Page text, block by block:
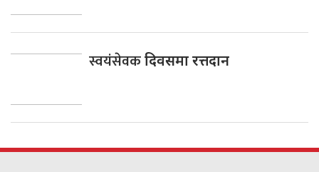
स्वयंसेवकदिवसमा रत्तदान